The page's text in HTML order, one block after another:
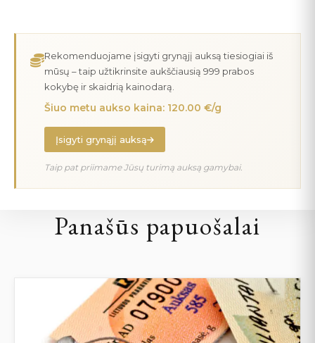
Rekomenduojame įsigyti grynąjį auksą tiesiogiai iš
mūsų – taip užtikrinsite aukščiausią 999 prabos
kokybę ir skaidrią kainodarą.
Šiuo metu aukso kaina: 120.00 €/g
Įsigyti grynąjį auksą
Taip pat priimame Jūsų turimą auksą gamybai.
Panašūs papuošalai